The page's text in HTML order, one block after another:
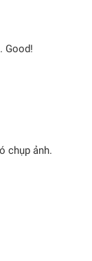
Good!
chụp ảnh.